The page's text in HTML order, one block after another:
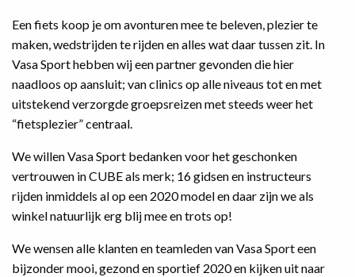
Een fiets koop je om avonturen mee te beleven, plezier te
maken, wedstrijden te rijden en alles wat daar tussen zit. In
Vasa Sport hebben wij een partner gevonden die hier
naadloos op aansluit; van clinics op alle niveaus tot en met
uitstekend verzorgde groepsreizen met steeds weer het
“fietsplezier” centraal.
We willen Vasa Sport bedanken voor het geschonken
vertrouwen in CUBE als merk; 16 gidsen en instructeurs
rijden inmiddels al op een 2020 model en daar zijn we als
winkel natuurlijk erg blij mee en trots op!
We wensen alle klanten en teamleden van Vasa Sport een
bijzonder mooi, gezond en sportief 2020 en kijken uit naar